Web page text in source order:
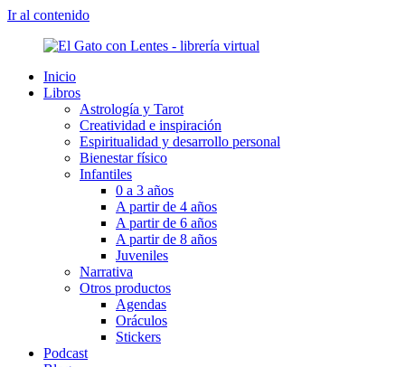
Ir al contenido
Inicio
Libros
Astrología y Tarot
Creatividad e inspiración
Espiritualidad y desarrollo personal
Bienestar físico
Infantiles
0 a 3 años
A partir de 4 años
A partir de 6 años
A partir de 8 años
Juveniles
Narrativa
Otros productos
Agendas
Oráculos
Stickers
Podcast